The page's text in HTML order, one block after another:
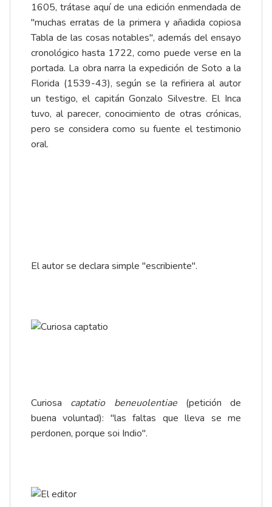
1605, trátase aquí de una edición enmendada de
"muchas erratas de la primera y añadida copiosa
Tabla de las cosas notables", además del ensayo
cronológico hasta 1722, como puede verse en la
portada. La obra narra la expedición de Soto a la
Florida (1539-43), según se la refiriera al autor
un testigo, el capitán Gonzalo Silvestre. El Inca
tuvo, al parecer, conocimiento de otras crónicas,
pero se considera como su fuente el testimonio
oral.
El autor se declara simple "escribiente".
Curiosa captatio beneuolentiae(petición de
buena voluntad): "las faltas que lleva se me
perdonen, porque soi Indio".